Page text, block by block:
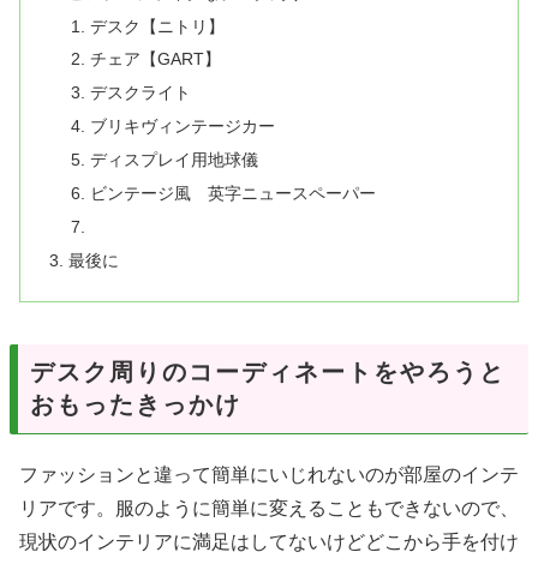
デスク【ニトリ】
チェア【GART】
デスクライト
ブリキヴィンテージカー
ディスプレイ用地球儀
ビンテージ風 英字ニュースペーパー
最後に
デスク周りのコーディネートをやろうと
おもったきっかけ
ファッションと違って簡単にいじれないのが部屋のインテ
リアです。服のように簡単に変えることもできないので、
現状のインテリアに満足はしてないけどどこから手を付け